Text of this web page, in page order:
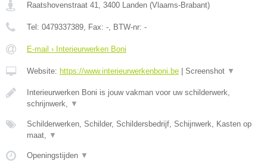
Raatshovenstraat 41, 3400 Landen (Vlaams-Brabant)
Tel: 0479337389, Fax: -, BTW-nr: -
E-mail › Interieurwerken Boni
Website: https://www.interieurwerkenboni.be Screenshot ▼
Interieurwerken Boni is jouw vakman voor uw schilderwerk,
schrijnwerk, ▼
Schilderwerken, Schilder, Schildersbedrijf, Schijnwerk, Kasten op
maat, ▼
Openingstijden ▼